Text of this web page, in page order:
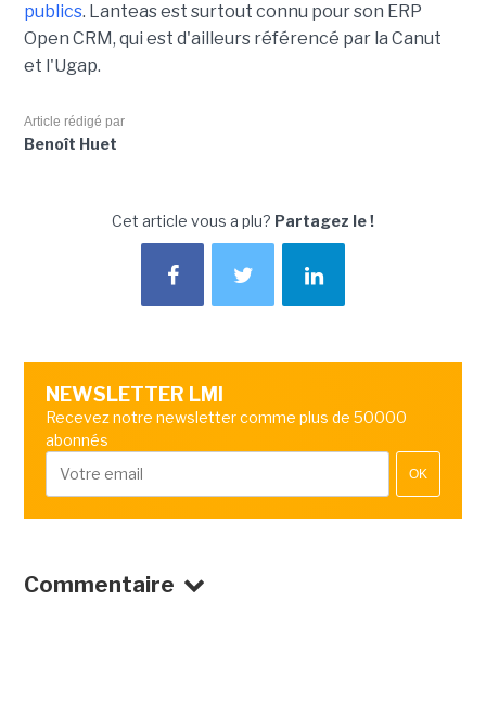
publics. Lanteas est surtout connu pour son ERP
Open CRM, qui est d'ailleurs référencé par la Canut
et l'Ugap.
Article rédigé par
Benoît Huet
Cet article vous a plu? Partagez le !
NEWSLETTER LMI
Recevez notre newsletter comme plus de 50000
abonnés
OK
Commentaire